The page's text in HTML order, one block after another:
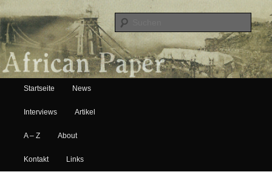
African Paper
Hauptmenü
Zum Inhalt wechseln
Zum sekundären Inhalt wechseln
Startseite News
Interviews Artikel
A – Z About
Kontakt Links